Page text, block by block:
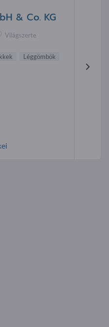
& Co. KG
Világszerte
Léggömbök